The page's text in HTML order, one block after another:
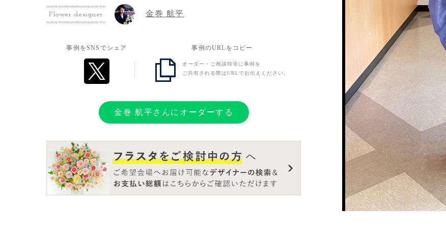
また、イラストパネルは8名の友人に2017年武道館公演と、今
冬行われていた2024年ツアーの衣装をまとったメンバーを描い
お客様の想い
今年で活動15周年を迎える長い歴史の中で、記念すべき結成日
気持ちでお贈りしました。
今までお花を出したことがなく、この節目で出さなければ絶対
に後悔してしまう！と言う気持ちからかなり直前に近いタイミ
ングで依頼したにも関わらず柔軟にかつイメージ通りにデザイ
ンいただきとても満足しております。
Flower designer 金巻 航平
事例をSNSでシェア 事例のURLをコピー
オーダー・ご相談時等に事例を
ご共有される際はURLでお伝えください。
金巻 航平さんにオーダーする